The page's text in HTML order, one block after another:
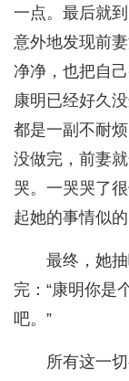
一点。最后就
意外地发现前
净净，也把自
康明已经好久
都是一副不耐
没做完，前妻
哭。一哭哭了
起她的事情似的
最终，她
完：“康明你是
吧。”
所有这一